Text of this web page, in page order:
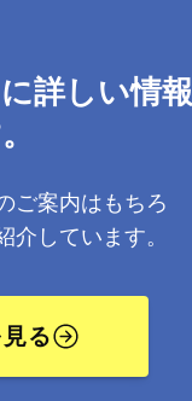
詳しい情報
ご案内はもちろ
介しています。
る